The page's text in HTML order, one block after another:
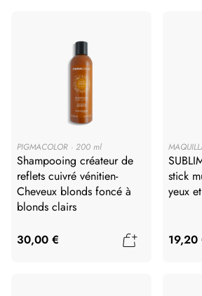
PIGMACOLOR 200 ml
Shampooing créateur de
reflets cuivré vénitien-
Cheveux blonds foncé à
blonds clairs
30,00 € Ajouter au
stick
yeux
19,20